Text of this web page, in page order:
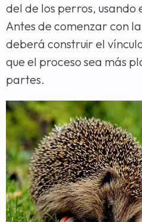
del de los perros, usando
Antes de comenzar con
deberá construir el
que el proceso sea más
partes.